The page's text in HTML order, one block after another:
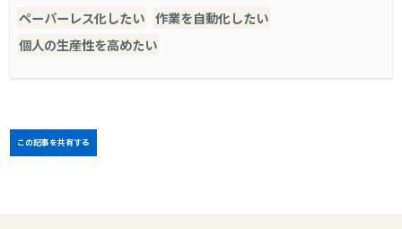
ペーパーレス化したい 作業を自動化したい
個人の生産性を高めたい
この記事を共有する